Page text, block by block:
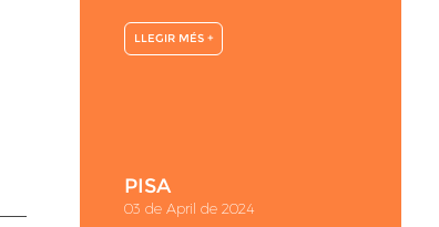
LLEGIR MÉS +
PISA
03 de April de 2024